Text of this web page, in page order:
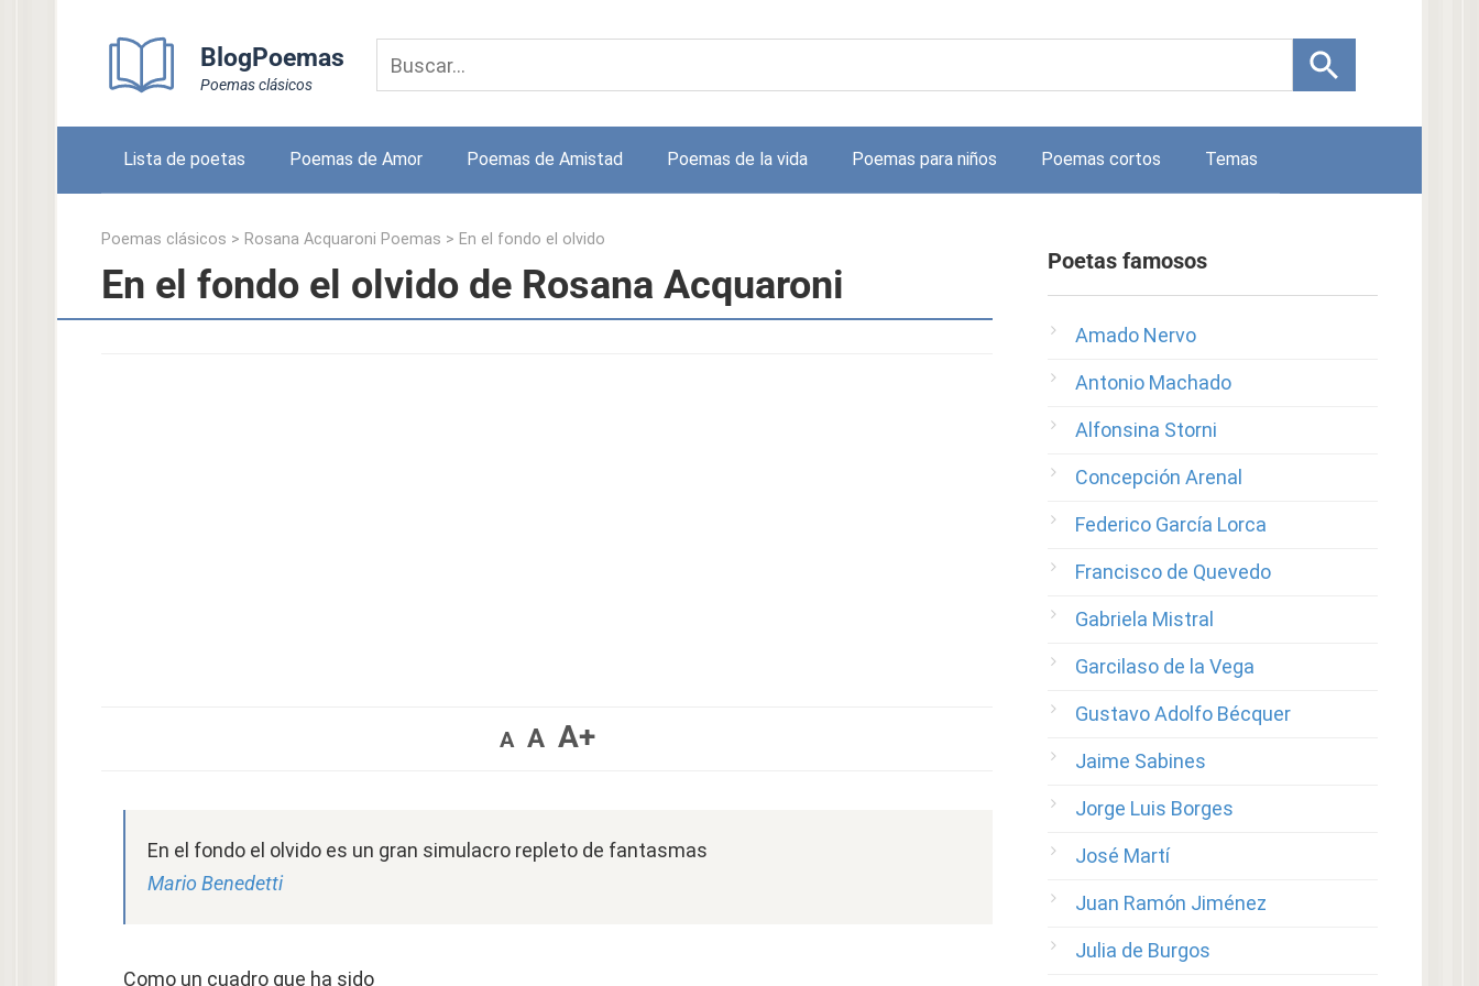
BlogPoemas
Poemas clásicos
Lista de poetas Poemas de Amor Poemas de Amistad Poemas de la vida Poemas para niños Poemas cortos Temas
Poemas clásicos > Rosana Acquaroni Poemas > En el fondo el olvido
En el fondo el olvido de Rosana Acquaroni
A A A+
En el fondo el olvido es un gran simulacro repleto de fantasmas
Mario Benedetti
Como un cuadro que ha sido
Poetas famosos
Amado Nervo
Antonio Machado
Alfonsina Storni
Concepción Arenal
Federico García Lorca
Francisco de Quevedo
Gabriela Mistral
Garcilaso de la Vega
Gustavo Adolfo Bécquer
Jaime Sabines
Jorge Luis Borges
José Martí
Juan Ramón Jiménez
Julia de Burgos